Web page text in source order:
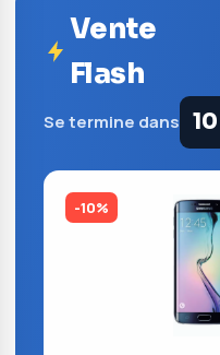
Vente
Flash
Se termine dans 10
-10%